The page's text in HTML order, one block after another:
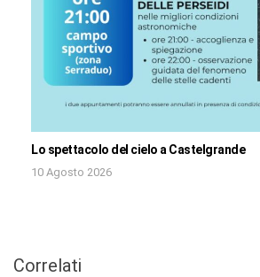
Lo spettacolo del cielo a Castelgrande
10 Agosto 2026
Correlati